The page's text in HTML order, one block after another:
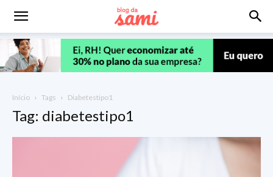
Início Tags Diabetestipo1
Tag: diabetestipo1